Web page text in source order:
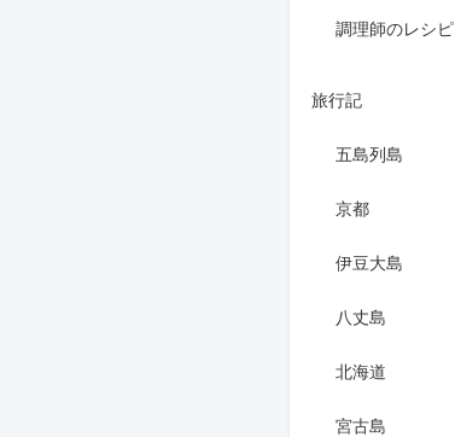
調理師のレシピ
旅行記
五島列島
京都
伊豆大島
八丈島
北海道
宮古島